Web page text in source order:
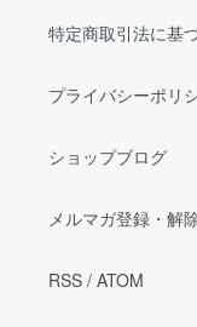
特定商取引法に基
プライバシーポリ
ショップブログ
メルマガ登録・解
RSS / ATOM